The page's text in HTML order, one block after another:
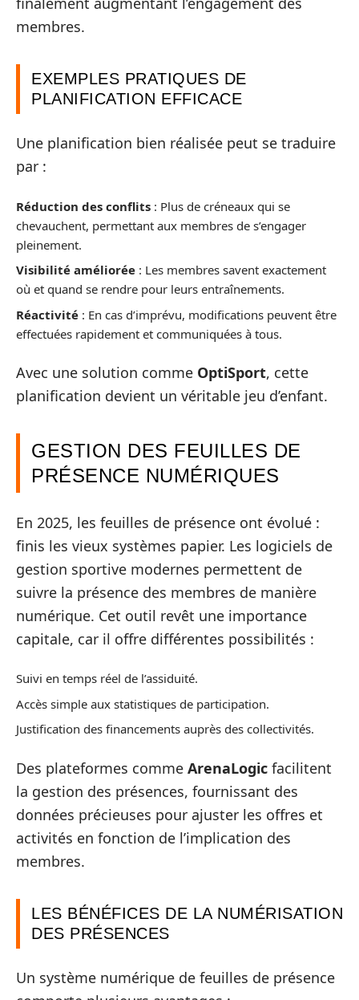
membres.
EXEMPLES PRATIQUES DE
PLANIFICATION EFFICACE
Une planification bien réalisée peut se traduire
par :
Réduction des conflits : Plus de créneaux qui se
chevauchent, permettant aux membres de s’engager
pleinement.
Visibilité améliorée : Les membres savent exactement
où et quand se rendre pour leurs entraînements.
Réactivité : En cas d’imprévu, modifications peuvent être
effectuées rapidement et communiquées à tous.
Avec une solution comme OptiSport, cette
planification devient un véritable jeu d’enfant.
GESTION DES FEUILLES DE
PRÉSENCE NUMÉRIQUES
En 2025, les feuilles de présence ont évolué :
finis les vieux systèmes papier. Les logiciels de
gestion sportive modernes permettent de
suivre la présence des membres de manière
numérique. Cet outil revêt une importance
capitale, car il offre différentes possibilités :
Suivi en temps réel de l’assiduité.
Accès simple aux statistiques de participation.
Justification des financements auprès des collectivités.
Des plateformes comme ArenaLogic facilitent
la gestion des présences, fournissant des
données précieuses pour ajuster les offres et
activités en fonction de l’implication des
membres.
LES BÉNÉFICES DE LA NUMÉRISATION
DES PRÉSENCES
Un système numérique de feuilles de présence